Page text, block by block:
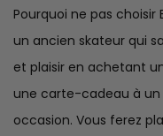
Pourquoi ne pas
un ancien skateur qui
et plaisir en achetant
une carte-cadeau à un
occasion. Vous ferez